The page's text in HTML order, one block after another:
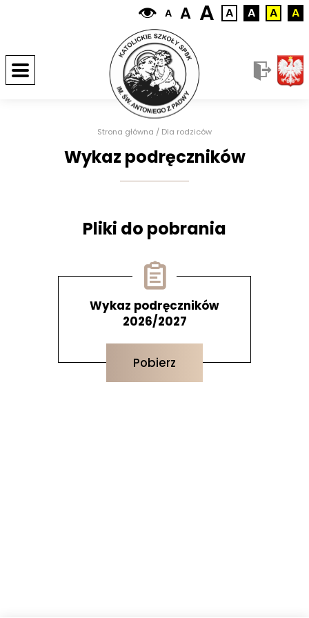
A A A A A A A
Strona główna / Dla rodziców
Wykaz podręczników
Pliki do pobrania
Wykaz podręczników
2026/2027
Pobierz